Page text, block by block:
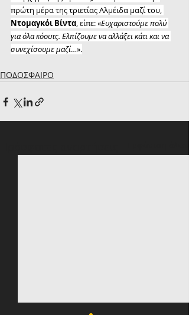
πρώτη μέρα της τριετίας Αλμέιδα μαζί του,
Ντομαγκόι Βίντα, είπε: «Ευχαριστούμε πολύ
για όλα κόουτς. Ελπίζουμε να αλλάξει κάτι και να
συνεχίσουμε μαζί…».
ΠΟΔΟΣΦΑΙΡΟ